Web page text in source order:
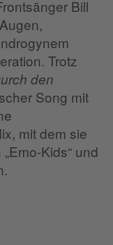
Bill
Trotz
den
Song mit
mit dem sie
Kids“ und